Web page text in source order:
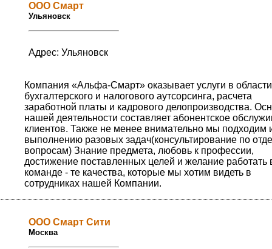
ООО Смарт
Ульяновск
Адрес: Ульяновск
Компания «Альфа-Смарт» оказывает услуги в области
бухгалтерского и налогового аутсорсинга, расчета
заработной платы и кадрового делопроизводства.
нашей деятельности составляет абонентское
клиентов. Также не менее внимательно мы подходим
выполнению разовых задач(консультирование по
вопросам) Знание предмета, любовь к профессии,
достижение поставленных целей и желание работать
команде - те качества, которые мы хотим видеть в
сотрудниках нашей Компании.
ООО Смарт Сити
Москва